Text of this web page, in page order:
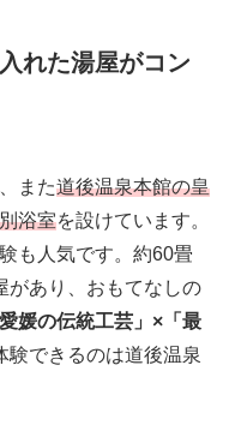
れた湯屋がコン
また道後温泉本館の皇
浴室を設けています。
も人気です。約60畳
があり、おもてなしの
愛媛の伝統工芸」×「最
験できるのは道後温泉